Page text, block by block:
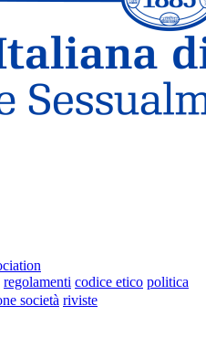
regolamenti codice etico politica
società riviste